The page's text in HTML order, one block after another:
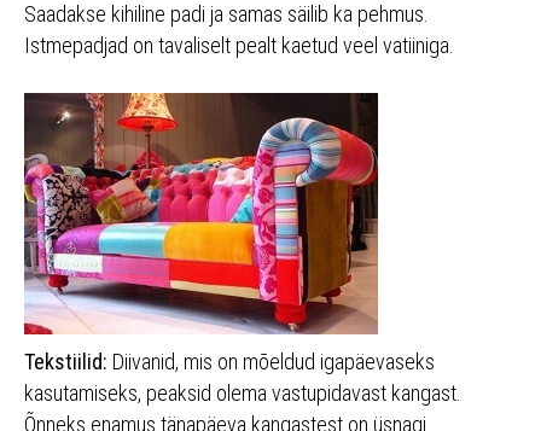
Saadakse kihiline padi ja samas säilib ka pehmus.
Istmepadjad on tavaliselt pealt kaetud veel vatiiniga.
Tekstiilid: Diivanid, mis on mõeldud igapäevaseks
kasutamiseks, peaksid olema vastupidavast kangast.
Õnneks enamus tänapäeva kangastest on üsnagi